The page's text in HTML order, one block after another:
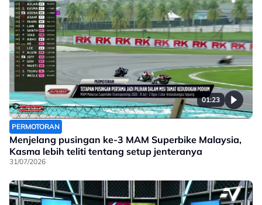
01:23
PERMOTORAN
Menjelang pusingan ke-3 MAM Superbike Malaysia,
Kasma lebih teliti tentang setup jenteranya
31/07/2026